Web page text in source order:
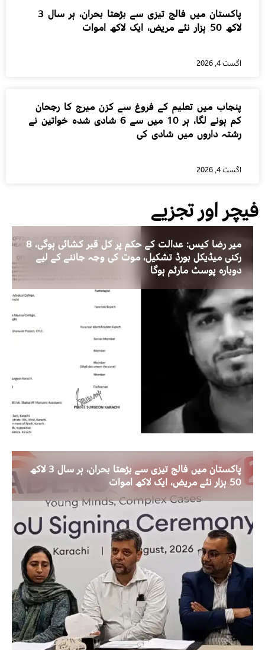
پاکستان میں فالج تیزی سے بڑھتا بحران، ہر سال 3
لاکھ 50 ہزار نئے مریض، ایک لاکھ اموات
اگست 4, 2026
پنجاب میں تعلیم کے فروغ سے کزن میرج کا رجحان
کم ہونے لگا، ہر 10 میں سے 6 شادی شدہ خواتین نے
رشتہ داروں میں شادی کی
اگست 4, 2026
فیچر اور تجزیے
میر رضا کیس: عدالت کے حکم پر کل قبر کشائی ہوگی، 8
رکنی میڈیکل بورڈ تشکیل، موت کی وجہ جاننے کے لیے
دوبارہ پوسٹ مارٹم ہوگا
پاکستان میں فالج تیزی سے بڑھتا بحران، ہر سال 3 لاکھ
50 ہزار نئے مریض، ایک لاکھ اموات